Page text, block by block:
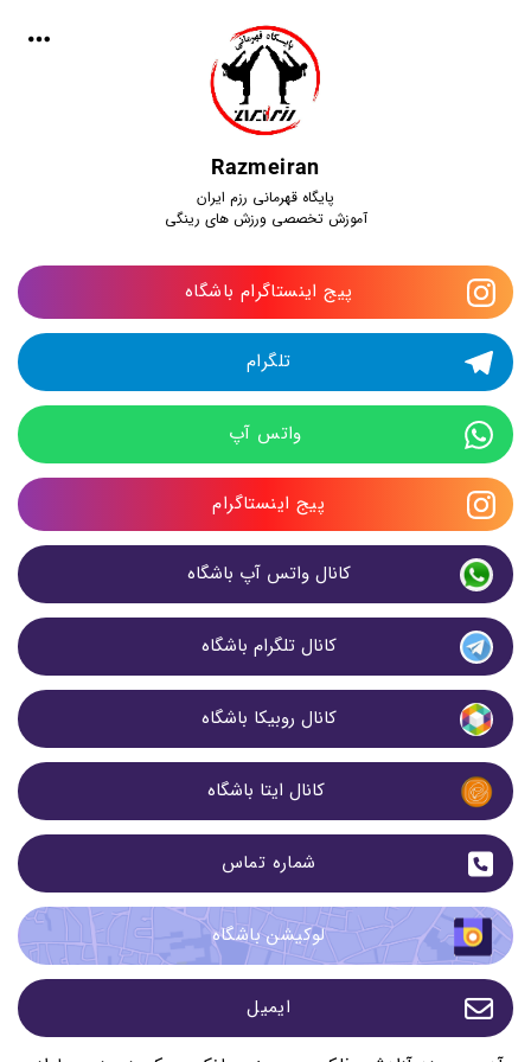
Razmeiran
پایگاه قهرمانی رزم ایران
آموزش تخصصی ورزش های رینگی
پیج اینستاگرام باشگاه
تلگرام
واتس آپ
پیج اینستاگرام
کانال واتس آپ باشگاه
کانال تلگرام باشگاه
کانال روبیکا باشگاه
کانال ایتا باشگاه
شماره تماس
لوکیشن باشگاه
ایمیل